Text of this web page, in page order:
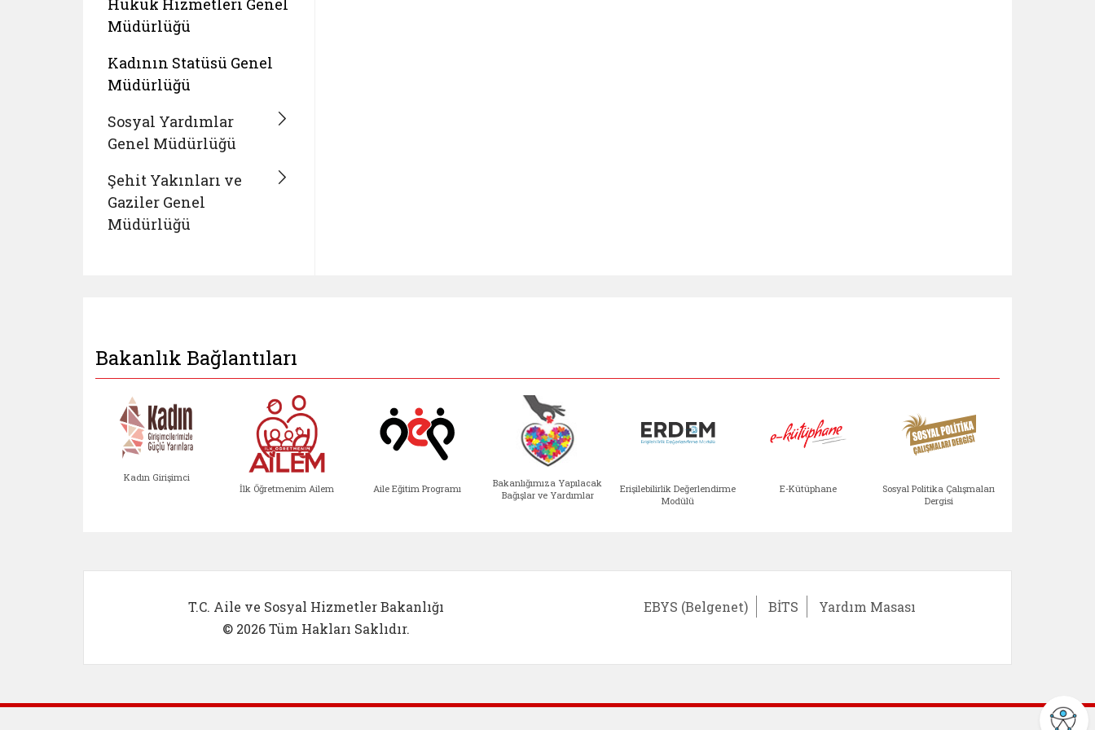
Hukuk Hizmetleri Genel
Müdürlüğü
Kadının Statüsü Genel
Müdürlüğü
Sosyal Yardımlar
Genel Müdürlüğü
Şehit Yakınları ve
Gaziler Genel
Müdürlüğü
Bakanlık Bağlantıları
Kadın Girişimci
İlk Öğretmenim Ailem Aile Eğitim Programı
Bakanlığımıza Yapılacak
Bağışlar ve Yardımlar
Erişilebilirlik Değerlendirme
Modülü
E-Kütüphane
Sosyal Politika Çalışmaları
Dergisi
T.C. Aile ve Sosyal Hizmetler Bakanlığı
© 2026 Tüm Hakları Saklıdır.
EBYS (Belgenet) BİTS Yardım Masası